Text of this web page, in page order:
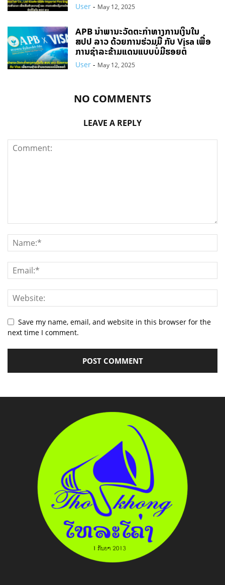
User - May 12, 2025
APB ນໍາພານະວັດຕະກໍາທາງການເງິນໃນ
ສປປ ລາວ ດ້ວຍການຮ່ວມມື ກັບ Visa ເພື່ອ
ການຊໍາລະຂ້າມແດນແບບບໍ່ມີຮອຍຕໍ່
User - May 12, 2025
NO COMMENTS
LEAVE A REPLY
Save my name, email, and website in this browser for the
next time I comment.